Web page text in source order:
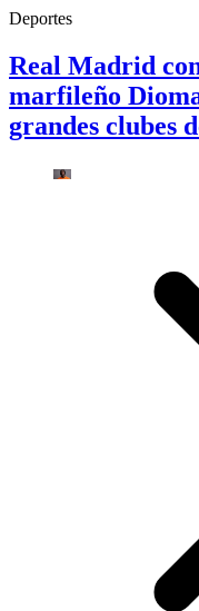
Deportes
Real Madrid
marfileño
grandes clubes